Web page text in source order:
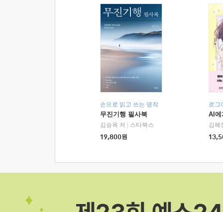
손으로 읽고 쓰는 명작
무진기행 필사북
김승옥 저
스타북스
19,800원
로그
AI에
김혜